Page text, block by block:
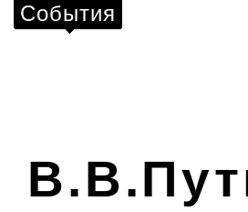
События